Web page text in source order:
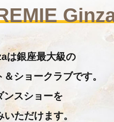
は銀座最大級の
ショークラブです。
ンスショーを
ただけます。